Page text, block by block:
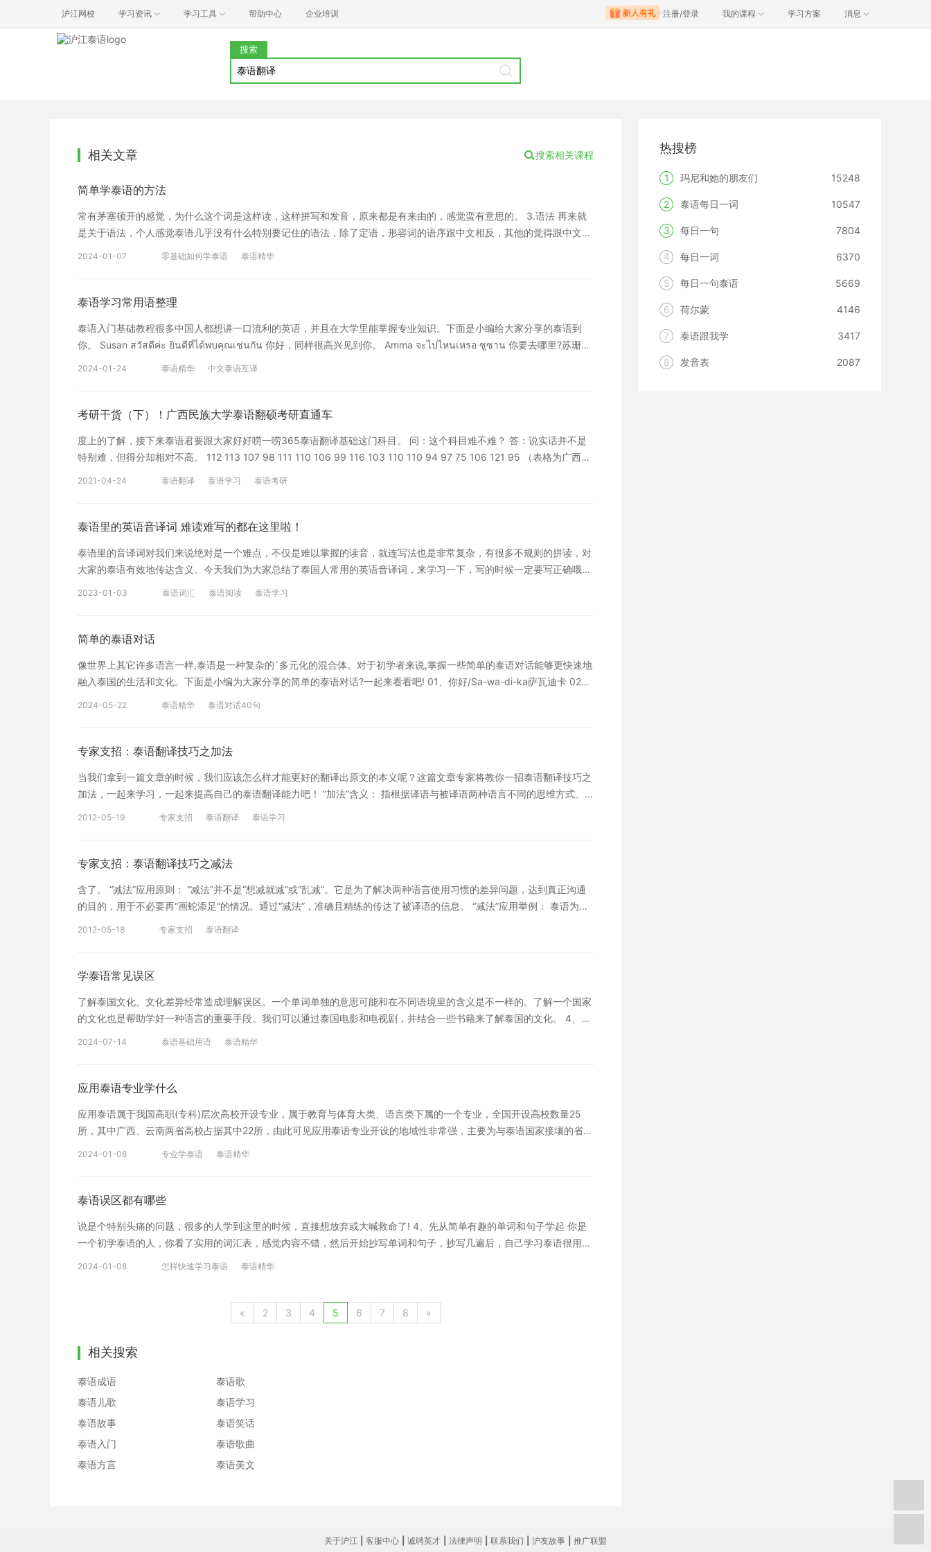
沪江网校 学习资讯 学习工具 帮助中心 企业培训 注册/登录 我的课程 学习方案 消息
搜索
相关文章 搜索相关课程
简单学泰语的方法
常有茅塞顿开的感觉，为什么这个词是这样读，这样拼写和发音，原来都是有来由的，感觉蛮有意思的。 3.语法 再来就
是关于语法，个人感觉泰语几乎没有什么特别要记住的语法，除了定语，形容词的语序跟中文相反，其他的觉得跟中文差
赏。遇到简单的句子要跟读，遇到常见的词句也可以抄下来慢慢背。 特别提醒：如果大家想要了解更多泰语方面知识，
学。 语言的学习一定要学以致用，在平时的生活中多泰语的人才需求也在不断增加。学习泰语开口多交流，是最好的学
习办法，希望以上内容可以给大家带来帮助。
2024-01-07 零基础如何学泰语 泰语精华
泰语学习常用语整理
泰语入门基础教程很多中国人都想讲一口流利的英语，并且在大学里能掌握专业知识。下面是小编给大家分享的泰语到
你。 Susan สวัสดีค่ะ ยินดีที่ได้พบคุณเช่นกัน 你好，同样很高兴见到你。 Amma จะไปไหนเหรอ ซูซาน 你要去哪里?苏珊。
2024-01-24 泰语精华 中文泰语互译
考研干货（下）！广西民族大学泰语翻硕考研直通车
度上的了解，接下来泰语君要跟大家好好唠一唠365泰语翻译基础这门科目。 问：这个科目难不难？ 答：说实话并不是
特别难，但得分却相对不高。 112 113 107 98 111 110 106 99 116 103 110 110 94 97 75 106 121 95 （表格为广西民
富不同领域的词汇。 备考过程中练习材料的选择： 1.CRI（相关APP：ChinaNews、China face） *部分表述可能并不
上老师给的一些翻译材料 参考书目：专业课没有指定的参考书目，备考期间可以阅读一些有关汉泰翻译的书。 此外，还
需要特别注意的是可能会考察对合同或外交文书的翻译，可以多搜集一些平行文本进行比较，对行文格式有个总体的把
握，并记忆一些高频套话。 备考tips： 1.对拿不准的词一定要在Google上进行检索查证 2.多阅读泰语文章培养泰语语
就复试做个简单的分享。 （由于受疫情影响，泰语君考研的那一年是线上复试，复试内容已在考研干货（上）中进行了
考期间可以找一些素材（4-5行）进行视译，翻译时注意语序的调整。 3.单词积累不能停，初试记过的单词可以再回顾一
遍。 4.多泰语君目前是广西民族大学泰语翻硕专业笔译方向的在读研究生，基于有不少学弟学妹问及广西民大考研的相关
问题，今天泰语看些文学经典和美文，提升自己的汉语表述能力。 5.回答问题时注意礼貌。 最后泰语君想说语言是需要
2021-04-24 泰语翻译 泰语学习 泰语考研
泰语里的英语音译词 难读难写的都在这里啦！
泰语里的音译词对我们来说绝对是一个难点，不仅是难以掌握的读音，就连写法也是非常复杂，有很多不规则的拼读，对
大家的泰语有效地传达含义。今天我们为大家总结了泰国人常用的英语音译词，来学习一下，写的时候一定要写正确哦！
2023-01-03 泰语词汇 泰语阅读 泰语学习
简单的泰语对话
像世界上其它许多语⾔⼀样,泰语是⼀种复杂的`多元化的混合体。对于初学者来说,掌握一些简单的泰语对话能够更快速地
融入泰国的生活和文化。下面是小编为大家分享的简单的泰语对话?一起来看看吧! 01、你好/Sa-wa-di-ka萨瓦迪卡 02、
11、不明白/mai-kao-zai 卖靠哉 12、你能帮我一下吗/kun-que-can-dai-mai坤鹊蚕代麦 13、我在找/can-ha-you 蚕哈
公共汽车站/sha-tan-ni-luo-mie 沙潭尼摞咩 18、飞机场/sha-nang-bing 沙囊冰 19、酒店/long-liang 隆凉 20、学
校/long-lian隆帘 21、警察署/sha-tan-ni-dan-luo沙潭尼丹摞 22、医院/long-pa-ya-ban隆帕雅般 23、洗手间/hong-
nan哄南 24、不要/mai-ao卖凹 25、要/ao 凹 26、不是/mai-cai卖菜 27、是/cai菜 28、不要怕/mai–dong-gua卖冬瓜
钱/lie-en 列恩 36、去哪里/bai-nai 拜奈 37、去海滩/bai-ta-lie 拜踏咧 38、去、走/bai拜 39、电话/tuo-le-sa 托勒洒
点了/san-meng-liao三蒙辽 44、12345678910/能宋三喜哈吼捷别告媳 45、好吃/a-(l-oi快连读)啊(l-oi) 46、好玩/sa-
nu萨努 47、好看/na-du 那杜 48、不行/mai-dai 卖代 49、喜欢/chuo 戳 50、不喜欢/mai-chuo 卖戳 51、有/mi 米
52、没有/mai-mi 卖米 53、市场/da-la 搭腊 54、小吃店/lan-a-han 兰阿含 55、买东西/shi-kong 匙孔 56、榴莲/tu-
考 69、买水果/shi-peng-le-mai 匙蓬勒卖 70、行李/ga-bao 嘎包 71、泰铢/ba 把 72、远/gai 该 73、近/gai 盖 74、
轻/bao 包 75、重/na那 76、舒服 /sa-bai 沙掰 77、不舒服/mai-sa-bai 卖沙掰 78、敢不敢/ga-mai-ga尬卖尬 79、跟我
走/dang-chan-bai 当禅掰 80、多/ma-骂 81、少/(n- òi 快连读) 82、做善事/摊(b-ūn 快连读) 83、庙/wa 哇 84、和
liao 坡辽 91、船/le 乐 92、用/cai 财 93、没有礼貌/mai-mi-ma-la-ya 卖米吗拉压 94、我爱你/can-la-te 蚕拉特 95、
pan 隆翩 98、跳舞/dian-lan 电缆 99、微笑/ying 蝇 100、哭/long-hai 隆害 特别提醒：如果大家想要了解更多泰语方面
知识，或者想要深入学习泰语的，可以扫以下二维码，定制沪江网校精品课程，高效实用的个性化学习方案，专属督导全
程伴学 泰国，世界上幸福指数最高的国家之一，有“微笑之国”美誉，而泰语也处处透出温婉明媚处之动人之感，上文小编
为大家整理了简单的泰语口语，希望对大家有帮助。
2024-05-22 泰语精华 泰语对话40句
专家支招：泰语翻译技巧之加法
当我们拿到一篇文章的时候，我们应该怎么样才能更好的翻译出原文的本义呢？这篇文章专家将教你一招泰语翻译技巧之
加法，一起来学习，一起来提高自己的泰语翻译能力吧！ “加法”含义： 指根据译语与被译语两种语言不同的思维方式、
语爱用长句，汉语相对用短句多。泰语中常用โดย和ซึ่ง这种词，来表达复杂的语法关系，把汉语译成泰语时往往把短句变
是所谓“加法”。 例：他走进室内，没有人知道。 译文：เขาเดินเข้ามาในห้องโดยไม่มีใครรู้ “加法”往往是与“减法”相对的。
如果把上述泰语译成中文，就要使用“减法”。由于每种语言都有自己的特点，译者要善于发现两种语言的差异。 点击查
看更多此系列文章>>
2012-05-19 专家支招 泰语翻译 泰语学习
专家支招：泰语翻译技巧之减法
含了。 “减法”应用原则： “减法”并不是“想减就减”或“乱减”。它是为了解决两种语言使用习惯的差异问题，达到真正沟通
的目的，用于不必要再“画蛇添足”的情况。通过“减法”，准确且精练的传达了被译语的信息。 “减法”应用举例： 泰语为了
呢？这篇文章专家将教你一招泰语翻译常用โดย和ซึ่ง这种词，来表达复杂的语法关系，把汉语译成泰语时往往把短句变成
内，没有人知道。 “减法”往往是与“加法”相对的。如果把上述中文译成泰语，就要使用“加法”。由于每种语言都有自己的
特点，译者要善于发现两种语言的差异。 点击查看更多此系列文章>>
2012-05-18 专家支招 泰语翻译
学泰语常见误区
了解泰国文化。文化差异经常造成理解误区。一个单词单独的意思可能和在不同语境里的含义是不一样的。了解一个国家
的文化也是帮助学好一种语言的重要手段。我们可以通过泰国电影和电视剧，并结合一些书籍来了解泰国的文化。 4、加
好的口语练习条件。 特别提醒：如果大家想要了解更多德语方面知识，或者想要深入学习德语的，可以扫以下二维码，
学习的恒心和毅力。如果没有了奋斗的激情，离开了坚持不懈的努力，我们很难获得成功。
2024-07-14 泰语基础用语 泰语精华
应用泰语专业学什么
应用泰语属于我国高职(专科)层次高校开设专业，属于教育与体育大类、语言类下属的一个专业，全国开设高校数量25
所，其中广西、云南两省高校占据其中22所，由此可见应用泰语专业开设的地域性非常强，主要为与泰语国家接壤的省
事、经贸、文化、新闻出版、教育、科研、旅游等部门从事翻译、研究
2024-01-08 专业学泰语 泰语精华
泰语误区都有哪些
说是个特别头痛的问题，很多的人学到这里的时候，直接想放弃或大喊救命了! 4、先从简单有趣的单词和句子学起 你是
一个初学泰语的人，你看了实用的词汇表，感觉内容不错，然后开始抄写单词和句子，抄写几遍后，自己学习泰语很用
画顺序排列的。要写泰语字母，很多字母都是完整的。泰国是不困难的。 特别提醒：如果大家想要了解更多泰语方面知
识，或者想要深入学习泰语的，可以扫以下二维码，定制沪江网校精品课程，高效实用的个性化学习方案，专属督导全程
2024-01-08 怎样快速学习泰语 泰语精华
« 2 3 4 5 6 7 8 »
相关搜索
泰语成语
泰语歌
泰语儿歌
泰语学习
泰语故事
泰语笑话
泰语入门
泰语歌曲
泰语方言
泰语美文
热搜榜
1 玛尼和她的朋友们 15248
2 泰语每日一词 10547
3 每日一句 7804
4 每日一词 6370
5 每日一句泰语 5669
6 荷尔蒙 4146
7 泰语跟我学 3417
8 发音表 2087
关于沪江 客服中心 诚聘英才 法律声明 联系我们 沪友故事 推广联盟